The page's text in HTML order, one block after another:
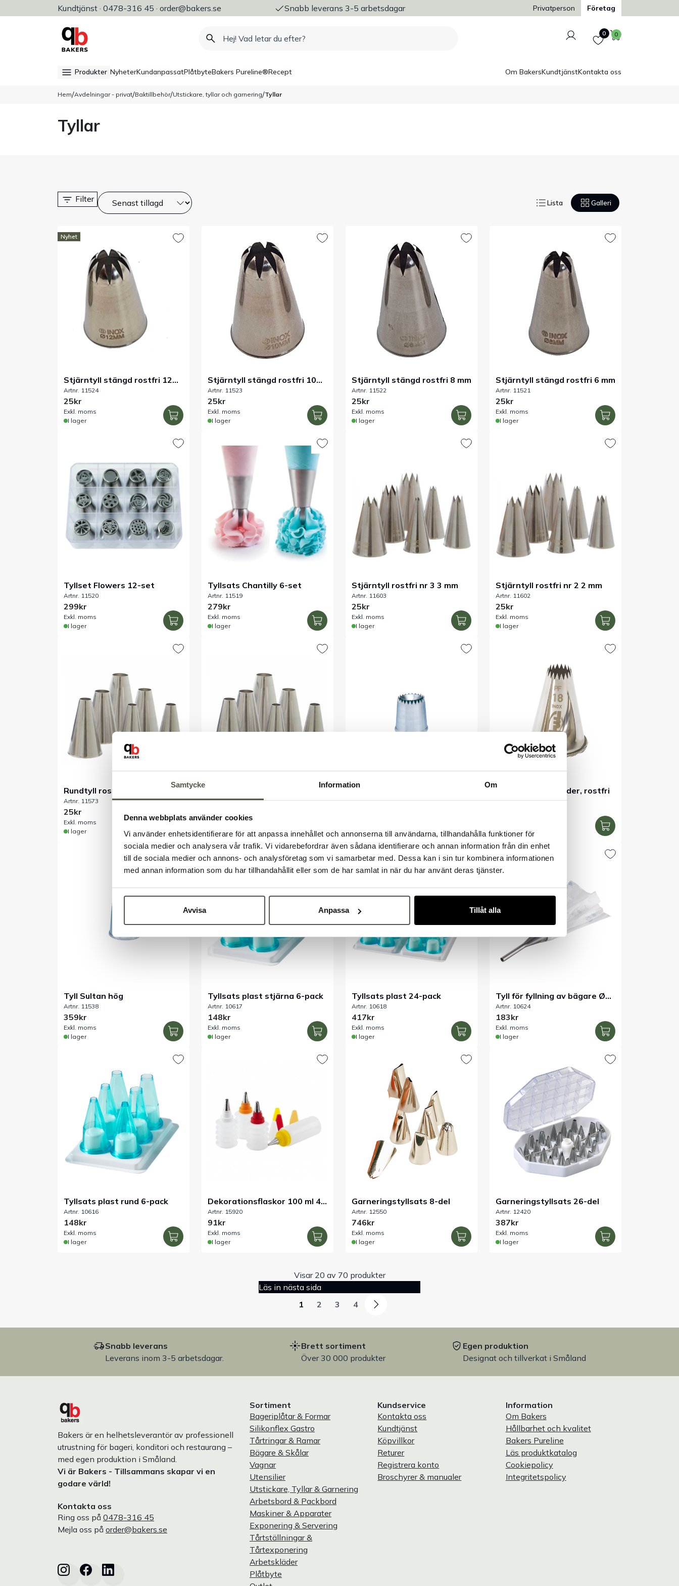
Samtycke Information Om
Denna webbplats använder cookies
Vi använder enhetsidentifierare för att anpassa innehållet och annonserna till användarna, tillhandahålla funktioner för
sociala medier och analysera vår trafik. Vi vidarebefordrar även sådana identifierare och annan information från din enhet
till de sociala medier och annons- och analysföretag som vi samarbetar med. Dessa kan i sin tur kombinera informationen
med annan information som du har tillhandahållit eller som de har samlat in när du har använt deras tjänster.
Avvisa Anpassa Tillåt alla
Kundtjänst · 0478-316 45 · order@bakers.se
Allt för bageri, konditori & restaurang Snabb leverans 3-5 arbetsdagar Privatperson Företag
Logga in
Favoriter
0 Varukorg
0
Produkter NyheterKundanpassatPlåtbyteBakers Pureline®Recept Om BakersKundtjänstKontakta oss
Hem/Avdelningar - privat/Baktillbehör/Utstickare, tyllar och garnering/Tyllar
Tyllar
Filter Lista Galleri
Nyhet
Stjärntyll stängd rostfri 12
mm
Artnr. 11524
25kr
Exkl. moms
I lager
Stjärntyll stängd rostfri 10
mm
Artnr. 11523
25kr
Exkl. moms
I lager
Stjärntyll stängd rostfri 8 mm
Artnr. 11522
25kr
Exkl. moms
I lager
Stjärntyll stängd rostfri 6 mm
Artnr. 11521
25kr
Exkl. moms
I lager
Tyllset Flowers 12-set
Artnr. 11520
299kr
Exkl. moms
I lager
Tyllsats Chantilly 6-set
Artnr. 11519
279kr
Exkl. moms
I lager
Stjärntyll rostfri nr 3 3 mm
Artnr. 11603
25kr
Exkl. moms
I lager
Stjärntyll rostfri nr 2 2 mm
Artnr. 11602
25kr
Exkl. moms
I lager
Rundtyll rostfri nr 3 3 mm
Artnr. 11573
25kr
Exkl. moms
I lager
Artnr. 11572
Exkl. moms
I lager
Tyll Sultan låg
Artnr. 11539
I lager
Tyll Eclaire 18 tänder, rostfri
Artnr. 11540
I lager
Tyll Sultan hög
Artnr. 11538
359kr
Exkl. moms
I lager
Tyllsats plast stjärna 6-pack
Artnr. 10617
148kr
Exkl. moms
I lager
Tyllsats plast 24-pack
Artnr. 10618
417kr
Exkl. moms
I lager
Tyll för fyllning av bägare Ø10
x 110 mm
Artnr. 10624
183kr
Exkl. moms
I lager
Tyllsats plast rund 6-pack
Artnr. 10616
148kr
Exkl. moms
I lager
Dekorationsflaskor 100 ml 4-
pack
Artnr. 15920
91kr
Exkl. moms
I lager
Garneringstyllsats 8-del
Artnr. 12550
746kr
Exkl. moms
I lager
Garneringstyllsats 26-del
Artnr. 12420
387kr
Exkl. moms
I lager
Visar 20 av 70 produkter
Läs in nästa sida
1
2 3 4
Snabb leverans
Leverans inom 3-5 arbetsdagar.
Brett sortiment
Över 30 000 produkter
Egen produktion
Designat och tillverkat i Småland
Bakers är en helhetsleverantör av professionell
utrustning för bageri, konditori och restaurang –
med egen produktion i Småland.
Vi är Bakers - Tillsammans skapar vi en
godare värld!
Kontakta oss
Ring oss på 0478-316 45
Mejla oss på order@bakers.se
Sortiment
Bageriplåtar & Formar
Silikonflex Gastro
Tårtringar & Ramar
Bägare & Skålar
Vagnar
Utensilier
Utstickare, Tyllar & Garnering
Arbetsbord & Packbord
Maskiner & Apparater
Exponering & Servering
Tårtställningar &
Tårtexponering
Arbetskläder
Plåtbyte
Kundservice
Kontakta oss
Kundtjänst
Köpvillkor
Returer
Registrera konto
Broschyrer & manualer
Information
Om Bakers
Hållbarhet och kvalitet
Bakers Pureline
Läs produktkatalog
Cookiepolicy
Integritetspolicy
Välkommen till Bakers!
Handlar du som företag eller privatperson?
Fortsätt som privatperson
Fortsätt som företag